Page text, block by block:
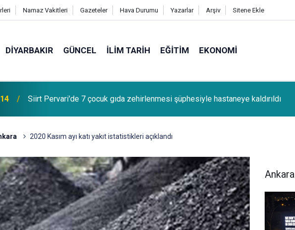
Namaz Vakitleri Gazeteler Hava Durumu Yazarlar Arşiv Sitene Ekle
DIYARBAKIR GÜNCEL İLIM TARIH EĞITIM EKONOMI
Diyarbakır'da canlı müzik yapan işletmelere izin belgesi uyarısı
2020 Kasım ayı katı yakıt istatistikleri açıklandı
Ankara